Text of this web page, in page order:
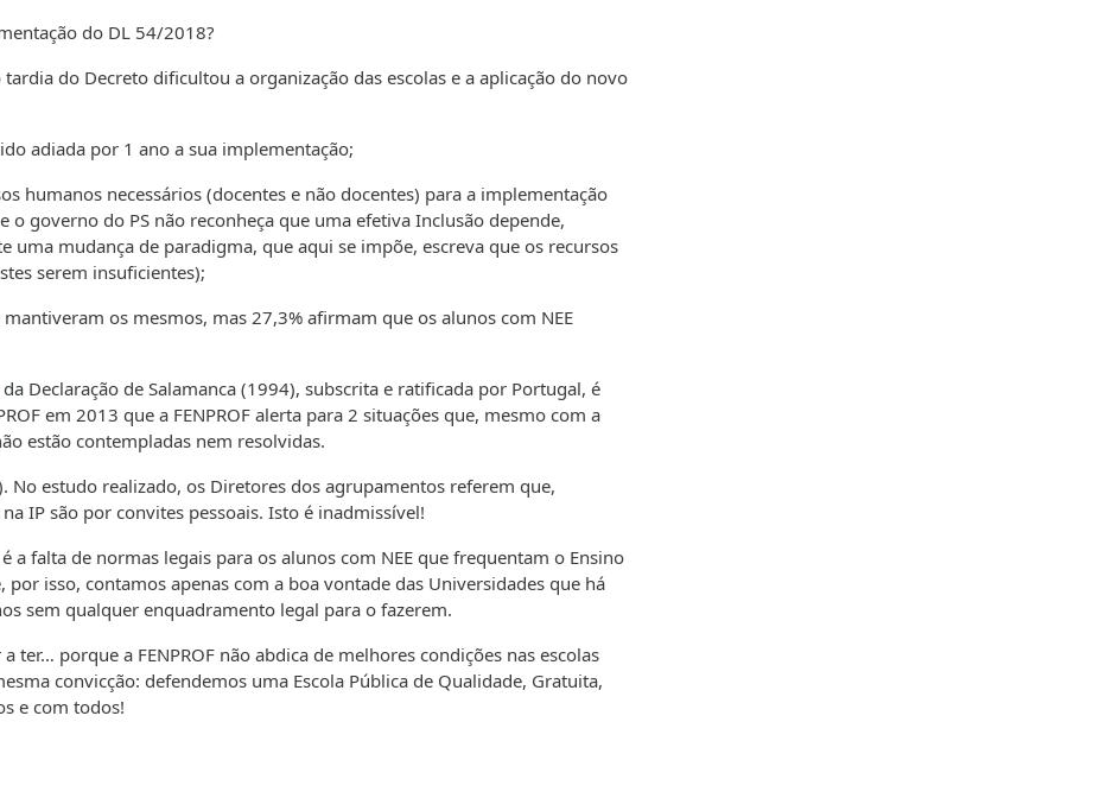
do DL 54/2018?
do Decreto dificultou a organização das escolas e a aplicação do novo
por 1 ano a sua implementação;
necessários (docentes e não docentes) para a implementação
governo do PS não reconheça que uma efetiva Inclusão depende,
uma mudança de paradigma, que aqui se impõe, escreva que os recursos
serem insuficientes);
os mesmos, mas 27,3% afirmam que os alunos com NEE
Declaração de Salamanca (1994), subscrita e ratificada por Portugal, é
em 2013 que a FENPROF alerta para 2 situações que, mesmo com a
estão contempladas nem resolvidas.
No estudo realizado, os Diretores dos agrupamentos referem que,
IP são por convites pessoais. Isto é inadmissível!
a falta de normas legais para os alunos com NEE que frequentam o Ensino
por isso, contamos apenas com a boa vontade das Universidades que há
sem qualquer enquadramento legal para o fazerem.
porque a FENPROF não abdica de melhores condições nas escolas
convicção: defendemos uma Escola Pública de Qualidade, Gratuita,
e com todos!